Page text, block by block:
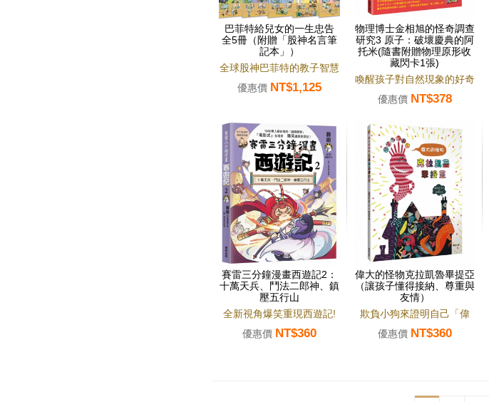
巴菲特給兒女的一生忠告
全5冊（附贈「股神名言筆
記本」）
全球股神巴菲特的教子智慧
優惠價 NT$1,125
物理博士金相旭的怪奇調查
研究3 原子：破壞慶典的阿
托米(隨書附贈物理原形收
藏閃卡1張)
喚醒孩子對自然現象的好奇
心！
優惠價 NT$378
賽雷三分鐘漫畫西遊記2：
十萬天兵、鬥法二郎神、鎮
壓五行山
全新視角爆笑重現西遊記!
優惠價 NT$360
偉大的怪物克拉凱魯畢提亞
（讓孩子懂得接納、尊重與
友情）
欺負小狗來證明自己「偉
大」!!?
優惠價 NT$360